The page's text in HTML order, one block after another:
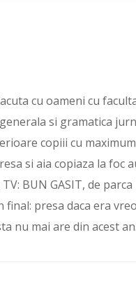
cu oameni cu
si gramatica
copiii cu
si aia copiaza la foc
BUN GASIT, de
final: presa daca era
nu mai are din acest an.